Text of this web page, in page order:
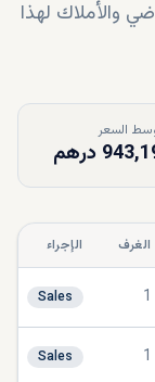
والأملاك لهذا
السعر
درهم
الغرف الإجراء
1
Sales
1
Sales